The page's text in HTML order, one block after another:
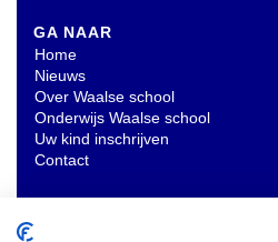
GA NAAR
Home
Nieuws
Over Waalse school
Onderwijs Waalse school
Uw kind inschrijven
Contact